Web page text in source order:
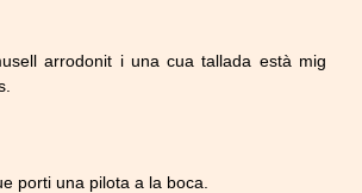
arrodonit i una cua tallada està mig
porti una pilota a la boca.